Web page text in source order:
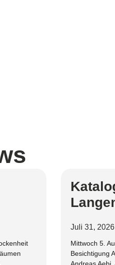
Juli 31, 2026
Mittwoch 5.
Besichtigung